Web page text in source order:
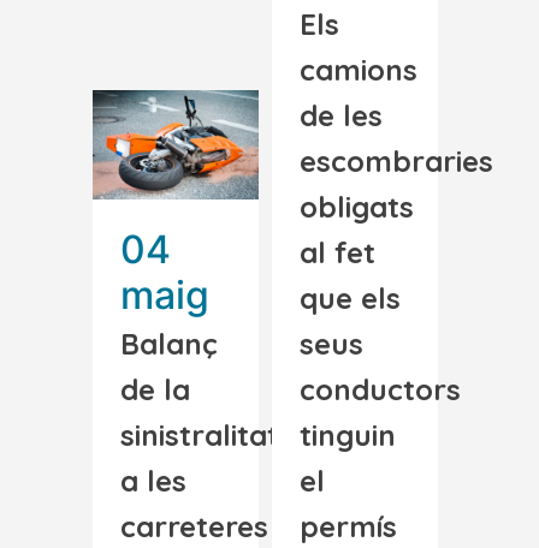
04
maig
Balanç
de la
sinistralitat
a les
carreteres
Els
camions
de les
escombraries
obligats
al fet
que els
seus
conductors
tinguin
el
permís